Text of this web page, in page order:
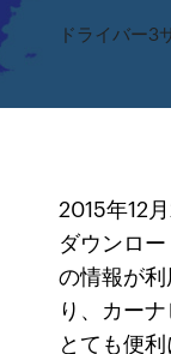
ドライバー3
2015年12
ダウンロ
の情報が
り、カー
とても便